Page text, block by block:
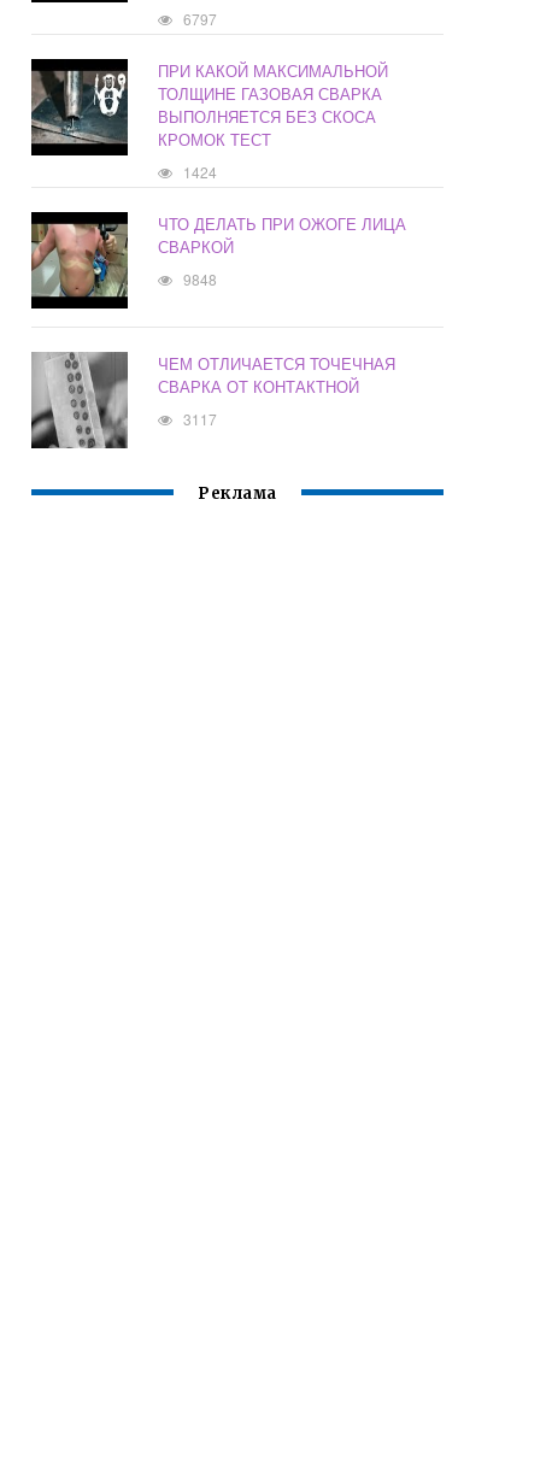
6797
ПРИ КАКОЙ МАКСИМАЛЬНОЙ
ТОЛЩИНЕ ГАЗОВАЯ СВАРКА
ВЫПОЛНЯЕТСЯ БЕЗ СКОСА
КРОМОК ТЕСТ
1424
ЧТО ДЕЛАТЬ ПРИ ОЖОГЕ ЛИЦА
СВАРКОЙ
9848
ЧЕМ ОТЛИЧАЕТСЯ ТОЧЕЧНАЯ
СВАРКА ОТ КОНТАКТНОЙ
3117
Реклама